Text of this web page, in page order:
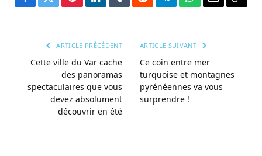
Facebook
TwitterPinterestLinkedInTumblrRedditTélégramme
WhatsApp
Courriel
ARTICLE PRÉCÉDENT
Cette ville du Var cache
des panoramas
spectaculaires que vous
devez absolument
découvrir en été
ARTICLE SUIVANT
Ce coin entre mer
turquoise et montagnes
pyrénéennes va vous
surprendre !